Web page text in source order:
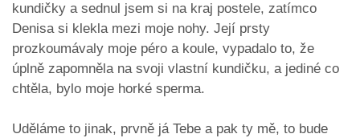
kundičky a sednul jsem si na kraj postele, zatímco
Denisa si klekla mezi moje nohy. Její prsty
prozkoumávaly moje péro a koule, vypadalo to, že
úplně zapomněla na svoji vlastní kundičku, a jediné co
chtěla, bylo moje horké sperma.
Uděláme to jinak, prvně já Tebe a pak ty mě, to bude